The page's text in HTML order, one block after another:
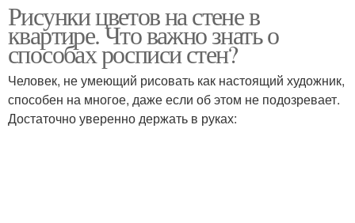
Рисунки цветов на стене в
квартире. Что важно знать о
способах росписи стен?
Человек, не умеющий рисовать как настоящий художник,
способен на многое, даже если об этом не подозревает.
Достаточно уверенно держать в руках: